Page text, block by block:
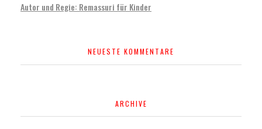
Autor und Regie: Remassuri für Kinder
NEUESTE KOMMENTARE
ARCHIVE